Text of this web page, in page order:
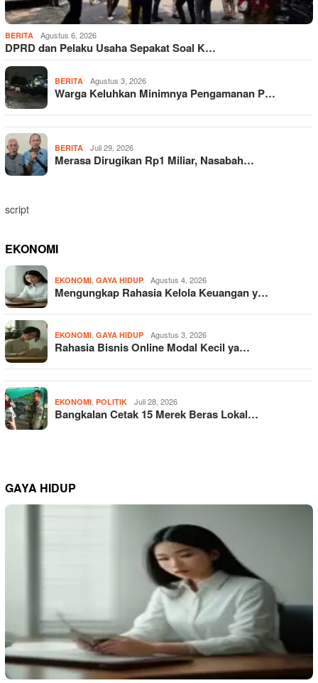
BERITA Agustus 6, 2026
DPRD dan Pelaku Usaha Sepakat Soal K…
BERITA Agustus 3, 2026
Warga Keluhkan Minimnya Pengamanan P…
BERITA Juli 29, 2026
Merasa Dirugikan Rp1 Miliar, Nasabah…
script
EKONOMI
EKONOMI GAYA HIDUP Agustus 4, 2026
Mengungkap Rahasia Kelola Keuangan y…
EKONOMI GAYA HIDUP Agustus 3, 2026
Rahasia Bisnis Online Modal Kecil ya…
EKONOMI POLITIK Juli 28, 2026
Bangkalan Cetak 15 Merek Beras Lokal…
GAYA HIDUP